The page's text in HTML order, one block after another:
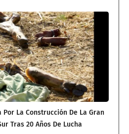
La Construcción De La Gran
Tras 20 Años De Lucha